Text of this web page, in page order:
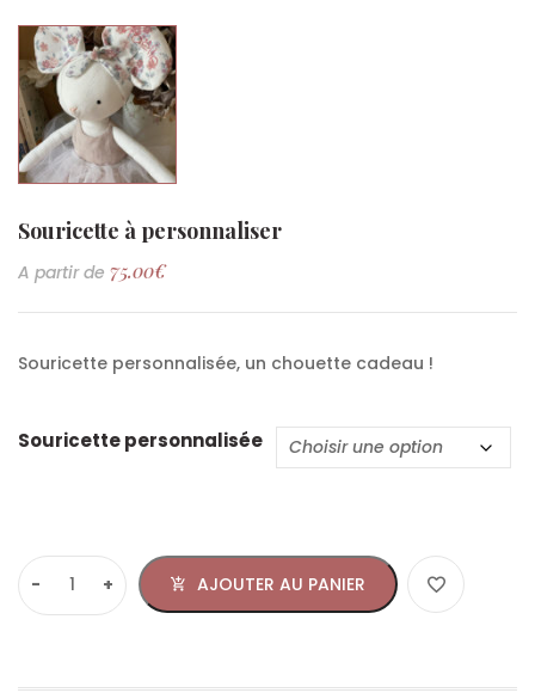
Souricette à personnaliser
A partir de 75.00€
Souricette personnalisée, un chouette cadeau !
Souricette personnalisée
AJOUTER AU PANIER